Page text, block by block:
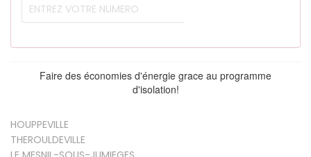
Faire des économies d'énergie grace au programme
d'isolation!
HOUPPEVILLE
THEROULDEVILLE